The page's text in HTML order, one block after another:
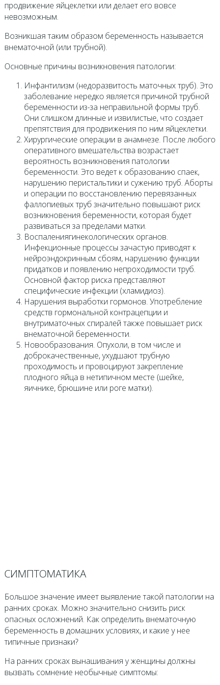
продвижение яйцеклетки или делает его вовсе
невозможным.
Возникшая таким образом беременность называется
внематочной (или трубной).
Основные причины возникновения патологии:
Инфантилизм (недоразвитость маточных труб). Это
заболевание нередко является причиной трубной
беременности из-за неправильной формы труб.
Они слишком длинные и извилистые, что создает
препятствия для продвижения по ним яйцеклетки.
Хирургические операции в анамнезе. После любого
оперативного вмешательства возрастает
вероятность возникновения патологии
беременности. Это ведет к образованию спаек,
нарушению перистальтики и сужению труб. Аборты
и операции по восстановлению перевязанных
фаллопиевых труб значительно повышают риск
возникновения беременности, которая будет
развиваться за пределами матки.
Воспалениягинекологических органов.
Инфекционные процессы зачастую приводят к
нейроэндокринным сбоям, нарушению функции
придатков и появлению непроходимости труб.
Основной фактор риска представляют
специфические инфекции (хламидиоз).
Нарушения выработки гормонов. Употребление
средств гормональной контрацепции и
внутриматочных спиралей также повышает риск
внематочной беременности.
Новообразования. Опухоли, в том числе и
доброкачественные, ухудшают трубную
проходимость и провоцируют закрепление
плодного яйца в нетипичном месте (шейке,
яичнике, брюшине или роге матки).
СИМПТОМАТИКА
Большое значение имеет выявление такой патологии на
ранних сроках. Можно значительно снизить риск
опасных осложнений. Как определить внематочную
беременность в домашних условиях, и какие у нее
типичные признаки?
На ранних сроках вынашивания у женщины должны
вызвать сомнение необычные симптомы: